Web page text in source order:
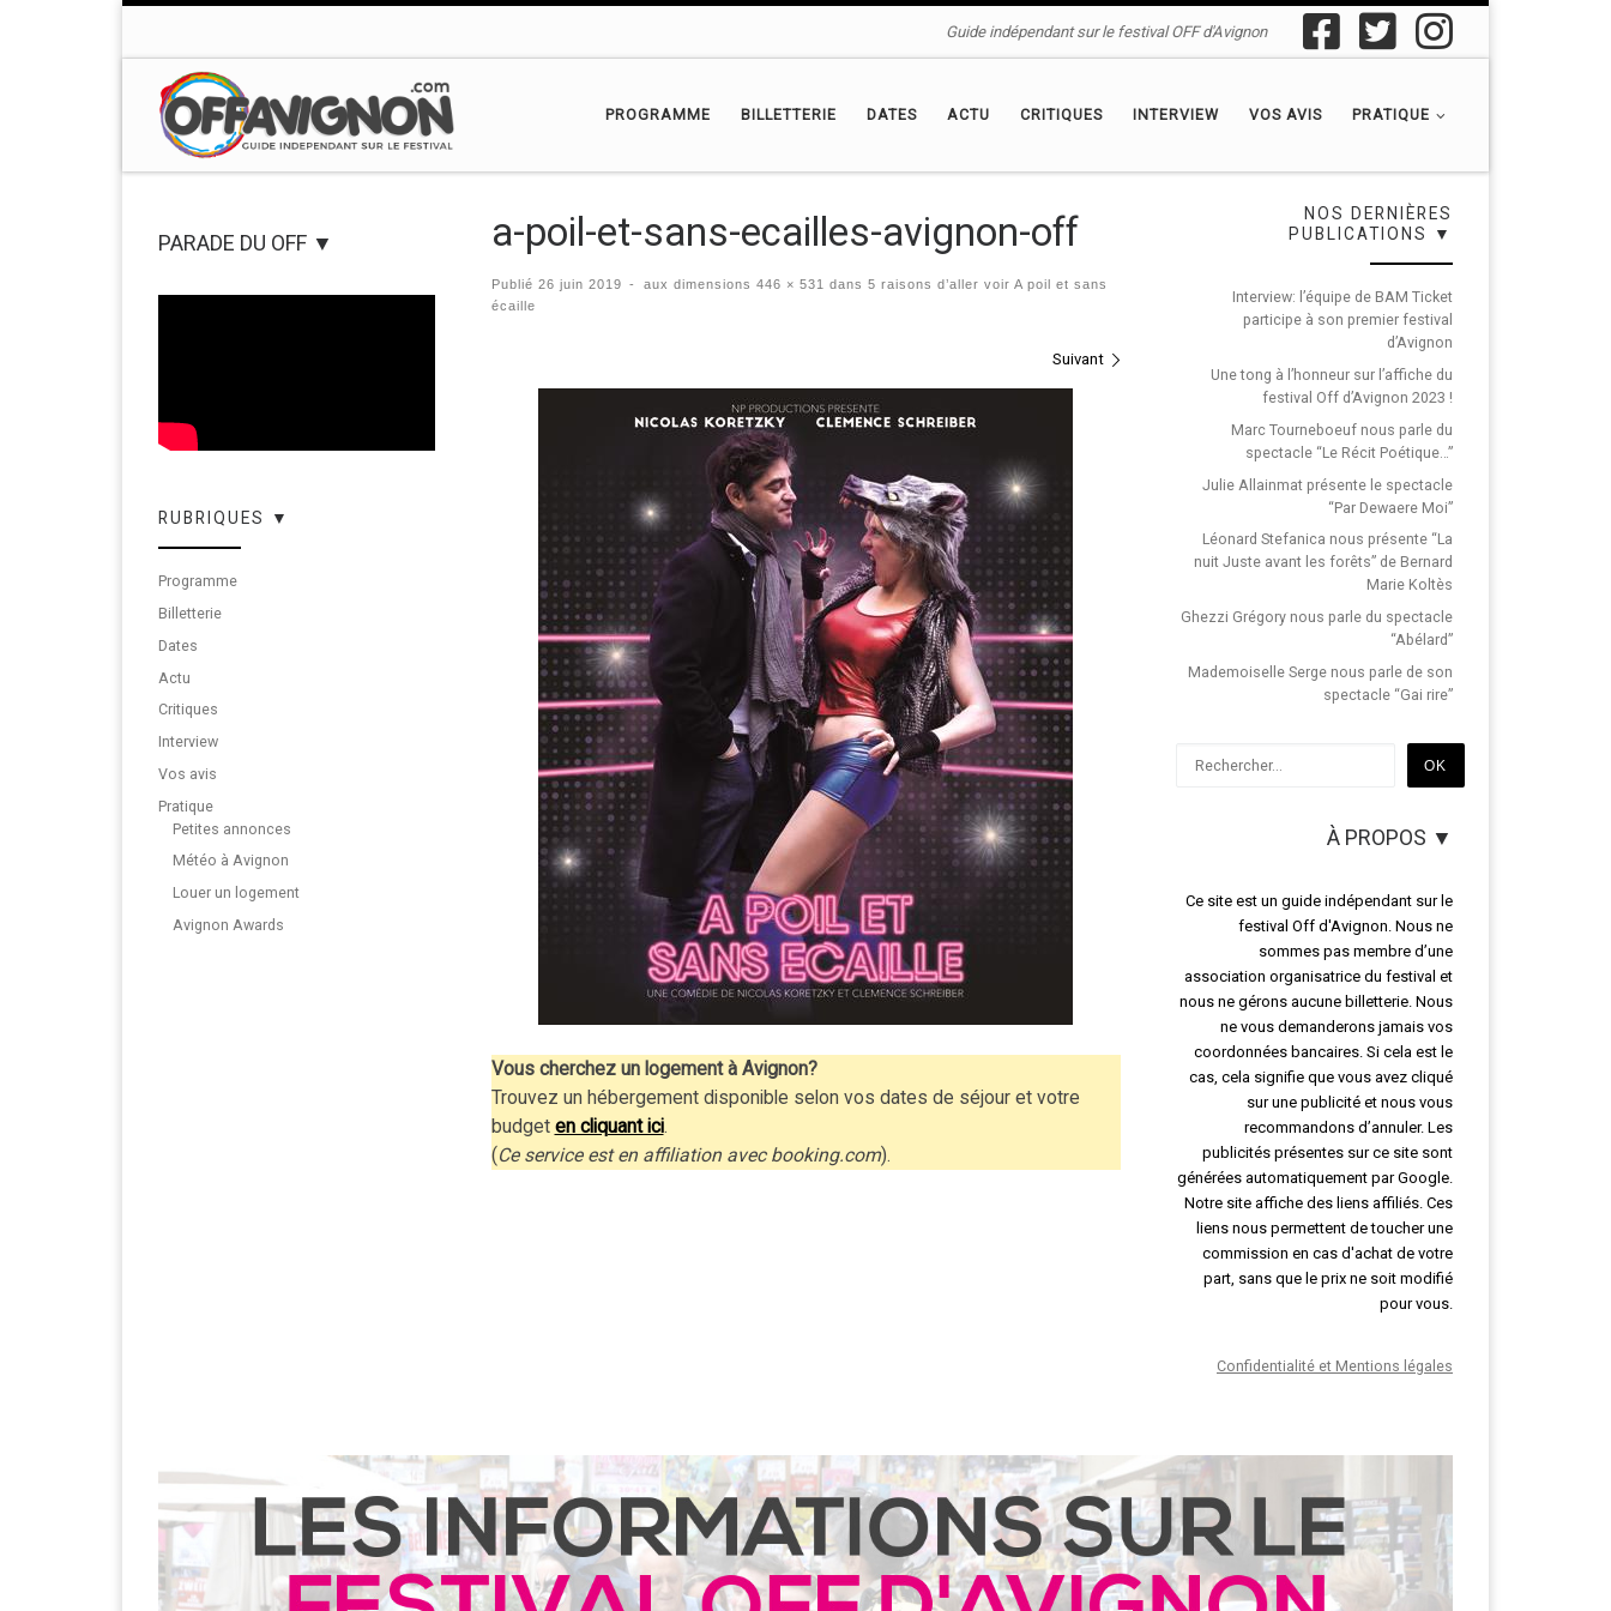
Guide indépendant sur le festival OFF d'Avignon
PROGRAMME BILLETTERIE DATES ACTU CRITIQUES INTERVIEW VOS AVIS PRATIQUE
a-poil-et-sans-ecailles-avignon-off
Publié 26 juin 2019 - aux dimensions 446 × 531 dans 5 raisons d’aller voir A poil et sans
écaille
Suivant
Vous cherchez un logement à Avignon?
Trouvez un hébergement disponible selon vos dates de séjour et votre
budget en cliquant ici.
(Ce service est en affiliation avec booking.com).
PARADE DU OFF ▼
RUBRIQUES ▼
Programme
Billetterie
Dates
Actu
Critiques
Interview
Vos avis
Pratique
Petites annonces
Météo à Avignon
Louer un logement
Avignon Awards
NOS DERNIÈRES
PUBLICATIONS ▼
Interview: l’équipe de BAM Ticket
participe à son premier festival
d’Avignon
Une tong à l’honneur sur l’affiche du
festival Off d’Avignon 2023 !
Marc Tourneboeuf nous parle du
spectacle “Le Récit Poétique…”
Julie Allainmat présente le spectacle
“Par Dewaere Moi”
Léonard Stefanica nous présente “La
nuit Juste avant les forêts” de Bernard
Marie Koltès
Ghezzi Grégory nous parle du spectacle
“Abélard”
Mademoiselle Serge nous parle de son
spectacle “Gai rire”
OK
À PROPOS ▼
Ce site est un guide indépendant sur le
festival Off d'Avignon. Nous ne
sommes pas membre d’une
association organisatrice du festival et
nous ne gérons aucune billetterie. Nous
ne vous demanderons jamais vos
coordonnées bancaires. Si cela est le
cas, cela signifie que vous avez cliqué
sur une publicité et nous vous
recommandons d’annuler. Les
publicités présentes sur ce site sont
générées automatiquement par Google.
Notre site affiche des liens affiliés. Ces
liens nous permettent de toucher une
commission en cas d'achat de votre
part, sans que le prix ne soit modifié
pour vous.
Confidentialité et Mentions légales